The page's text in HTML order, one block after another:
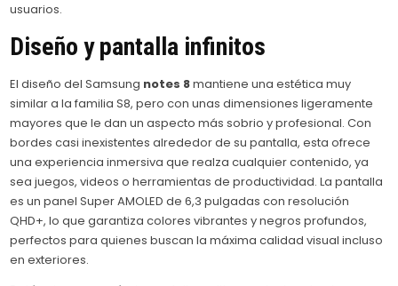
usuarios.
Diseño y pantalla infinitos
El diseño del Samsung notes 8mantiene una estética muy
similar a la familia S8, pero con unas dimensiones ligeramente
mayores que le dan un aspecto más sobrio y profesional. Con
bordes casi inexistentes alrededor de su pantalla, esta ofrece
una experiencia inmersiva que realza cualquier contenido, ya
sea juegos, videos o herramientas de productividad. La pantalla
es un panel Super AMOLED de 6,3 pulgadas con resolución
QHD+, lo que garantiza colores vibrantes y negros profundos,
perfectos para quienes buscan la máxima calidad visual incluso
en exteriores.